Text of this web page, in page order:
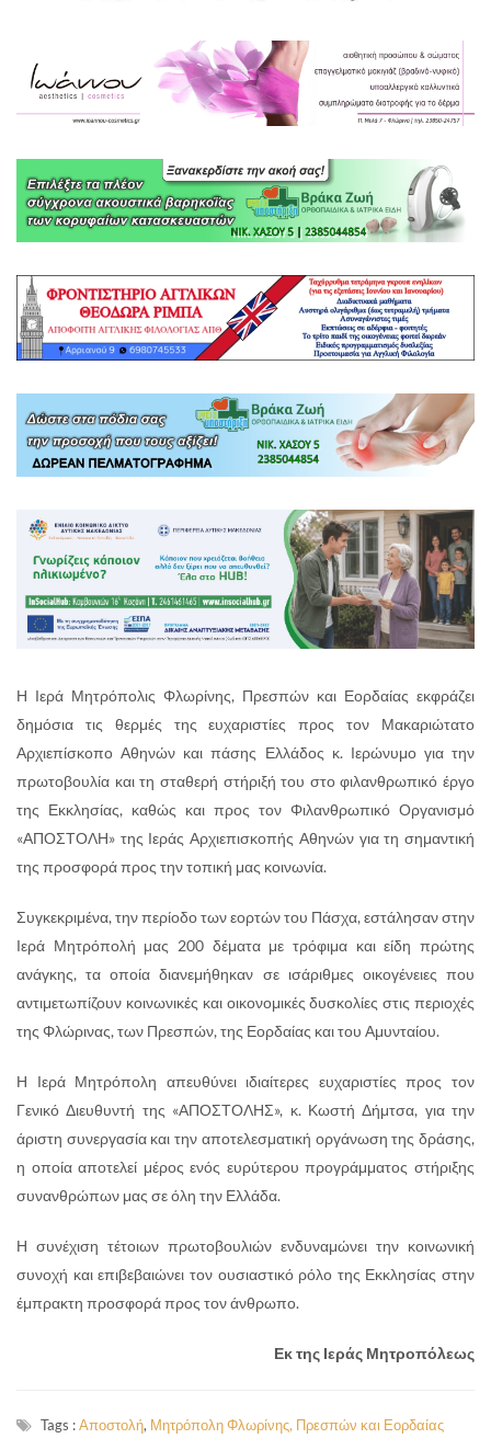
Η Ιερά Μητρόπολις Φλωρίνης, Πρεσπών και Εορδαίας εκφράζει
δημόσια τις θερμές της ευχαριστίες προς τον Μακαριώτατο
Αρχιεπίσκοπο Αθηνών και πάσης Ελλάδος κ. Ιερώνυμο για την
πρωτοβουλία και τη σταθερή στήριξή του στο φιλανθρωπικό έργο
της Εκκλησίας, καθώς και προς τον Φιλανθρωπικό Οργανισμό
«ΑΠΟΣΤΟΛΗ» της Ιεράς Αρχιεπισκοπής Αθηνών για τη σημαντική
της προσφορά προς την τοπική μας κοινωνία.
Συγκεκριμένα, την περίοδο των εορτών του Πάσχα, εστάλησαν στην
Ιερά Μητρόπολή μας 200 δέματα με τρόφιμα και είδη πρώτης
ανάγκης, τα οποία διανεμήθηκαν σε ισάριθμες οικογένειες που
αντιμετωπίζουν κοινωνικές και οικονομικές δυσκολίες στις περιοχές
της Φλώρινας, των Πρεσπών, της Εορδαίας και του Αμυνταίου.
Η Ιερά Μητρόπολη απευθύνει ιδιαίτερες ευχαριστίες προς τον
Γενικό Διευθυντή της «ΑΠΟΣΤΟΛΗΣ», κ. Κωστή Δήμτσα, για την
άριστη συνεργασία και την αποτελεσματική οργάνωση της δράσης,
η οποία αποτελεί μέρος ενός ευρύτερου προγράμματος στήριξης
συνανθρώπων μας σε όλη την Ελλάδα.
Η συνέχιση τέτοιων πρωτοβουλιών ενδυναμώνει την κοινωνική
συνοχή και επιβεβαιώνει τον ουσιαστικό ρόλο της Εκκλησίας στην
έμπρακτη προσφορά προς τον άνθρωπο.
Εκ της Ιεράς Μητροπόλεως
Tags :Αποστολή, Μητρόπολη Φλωρίνης, Πρεσπών και Εορδαίας